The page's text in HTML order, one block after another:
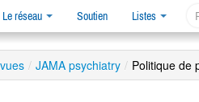
Le réseau Soutien Listes
/ JAMA psychiatry / Politique de